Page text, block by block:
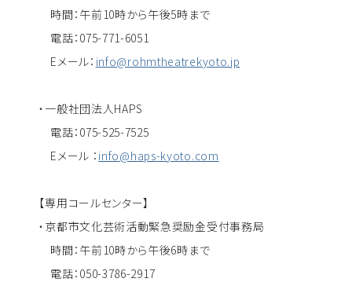
時間：午前10時から午後5時まで
電話：075-771-6051
Eメール： info@rohmtheatrekyoto.jp
・一般社団法人HAPS
電話：075-525-7525
Eメール ： info@haps-kyoto.com
【専用コールセンター】
・京都市文化芸術活動緊急奨励金受付事務局
時間：午前10時から午後6時まで
電話：050-3786-2917